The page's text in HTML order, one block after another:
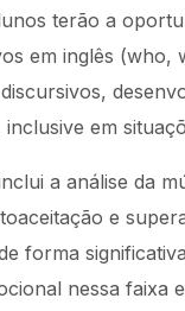
terão a
em inglês
em
a análise da
e
forma
nessa faixa